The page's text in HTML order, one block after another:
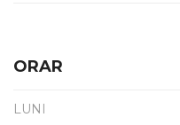
ORAR
LUNI